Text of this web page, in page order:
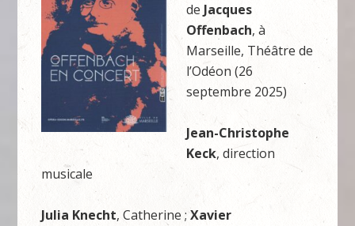
de Jacques
Offenbach, à
Marseille, Théâtre de
l’Odéon (26
septembre 2025)
Jean-Christophe
Keck, direction
musicale
Julia Knecht, Catherine ; Xavier